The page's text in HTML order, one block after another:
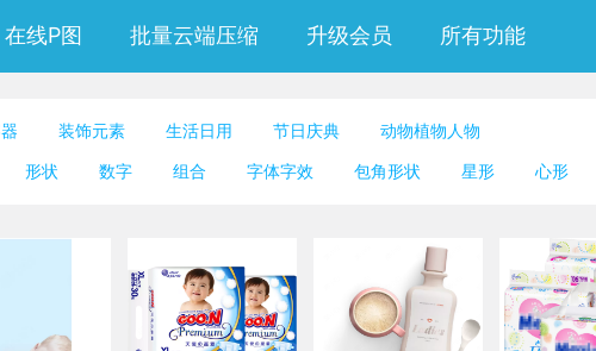
在线P图 批量云端压缩 升级会员 所有功能
装饰元素 生活日用 节日庆典
动物植物人物
形状 数字 组合 字体字效 包角形状 星形 心形
礼物盒子 电子家电
体育健身 医疗药物 玩具玩偶 婴儿用品 洗漱用品
背景图片 免扣元素 照片 金币红包 植物